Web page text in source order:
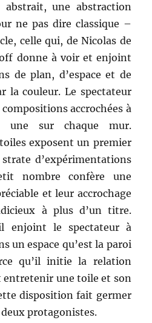
abstrait, une abstraction
ne pas dire classique –
celle qui, de Nicolas de
donne à voir et enjoint
de plan, d’espace et de
la couleur. Le spectateur
accrochées à
une sur chaque mur.
exposent un premier
d’expérimentations
nombre confère une
et leur accrochage
à plus d’un titre.
enjoint le spectateur à
un espace qu’est la paroi
qu’il initie la relation
entretenir une toile et son
disposition fait germer
protagonistes.